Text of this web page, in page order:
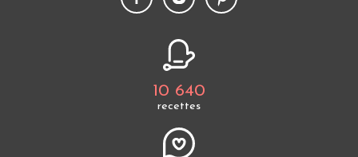
10 640
recettes